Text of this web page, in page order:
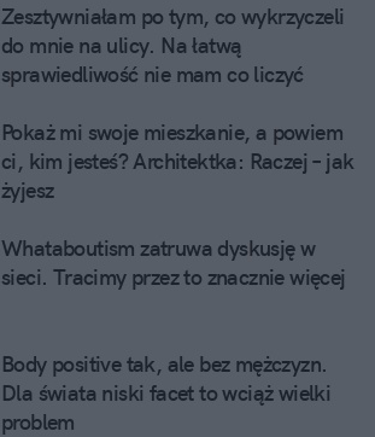
Zesztywniałam po tym, co wykrzyczeli
do mnie na ulicy. Na łatwą
sprawiedliwość nie mam co liczyć
Pokaż mi swoje mieszkanie, a powiem
ci, kim jesteś? Architektka: Raczej – jak
żyjesz
Whataboutism zatruwa dyskusję w
sieci. Tracimy przez to znacznie więcej
Body positive tak, ale bez mężczyzn.
Dla świata niski facet to wciąż wielki
problem